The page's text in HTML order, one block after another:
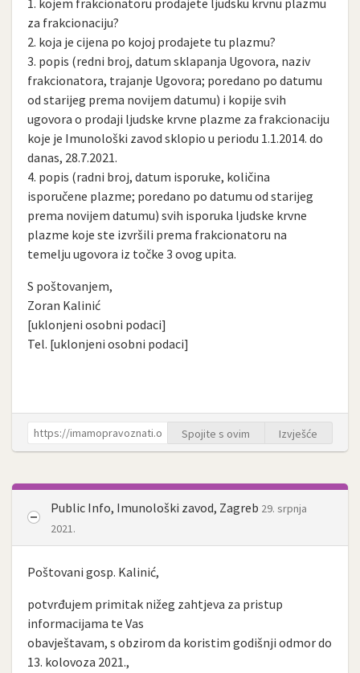
1. kojem frakcionatoru prodajete ljudsku krvnu plazmu
za frakcionaciju?
2. koja je cijena po kojoj prodajete tu plazmu?
3. popis (redni broj, datum sklapanja Ugovora, naziv
frakcionatora, trajanje Ugovora; poredano po datumu
od starijeg prema novijem datumu) i kopije svih
ugovora o prodaji ljudske krvne plazme za frakcionaciju
koje je Imunološki zavod sklopio u periodu 1.1.2014. do
danas, 28.7.2021.
4. popis (radni broj, datum isporuke, količina
isporučene plazme; poredano po datumu od starijeg
prema novijem datumu) svih isporuka ljudske krvne
plazme koje ste izvršili prema frakcionatoru na
temelju ugovora iz točke 3 ovog upita.
S poštovanjem,
Zoran Kalinić
[uklonjeni osobni podaci]
Tel. [uklonjeni osobni podaci]
Spojite s ovim Izvješće
Public Info, Imunološki zavod, Zagreb 29. srpnja
2021.
Poštovani gosp. Kalinić,
potvrđujem primitak nižeg zahtjeva za pristup
informacijama te Vas
obavještavam, s obzirom da koristim godišnji odmor do
13. kolovoza 2021.,